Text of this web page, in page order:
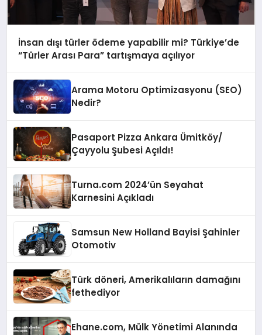
İnsan dışı türler ödeme yapabilir mi? Türkiye’de
“Türler Arası Para” tartışmaya açılıyor
Arama Motoru Optimizasyonu (SEO)
Nedir?
Pasaport Pizza Ankara Ümitköy/
Çayyolu Şubesi Açıldı!
Turna.com 2024’ün Seyahat
Karnesini Açıkladı
Samsun New Holland Bayisi Şahinler
Otomotiv
Türk döneri, Amerikalıların damağını
fethediyor
Ehane.com, Mülk Yönetimi Alanında